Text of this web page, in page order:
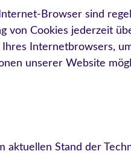
Browser sind
von Cookies jederzeit
Internetbrowsers,
unserer Website
aktuellen Stand der